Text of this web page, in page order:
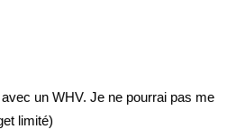
un WHV. Je ne pourrai pas me
limité)